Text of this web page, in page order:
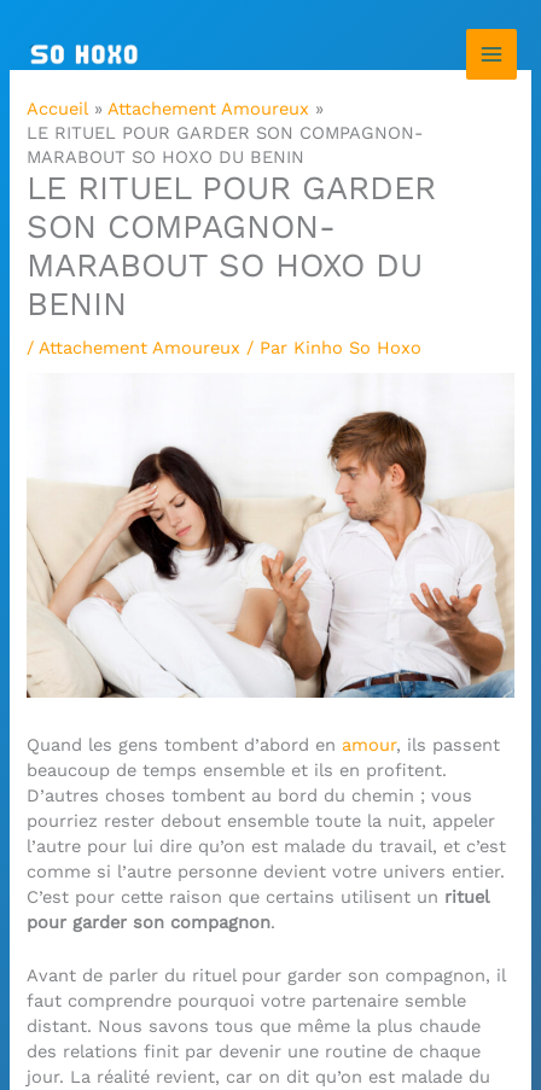
contenu
Accueil
Attachement Amoureux
LE RITUEL POUR GARDER SON COMPAGNON-
MARABOUT SO HOXO DU BENIN
LE RITUEL POUR GARDER
SON COMPAGNON-
MARABOUT SO HOXO DU
BENIN
/Attachement Amoureux / Par Kinho So Hoxo
Quand les gens tombent d’abord en amour, ils passent
beaucoup de temps ensemble et ils en profitent.
D’autres choses tombent au bord du chemin ; vous
pourriez rester debout ensemble toute la nuit, appeler
l’autre pour lui dire qu’on est malade du travail, et c’est
comme si l’autre personne devient votre univers entier.
C’est pour cette raison que certains utilisent un rituel
pour garder son compagnon.
Avant de parler du rituel pour garder son compagnon, il
faut comprendre pourquoi votre partenaire semble
distant. Nous savons tous que même la plus chaude
des relations finit par devenir une routine de chaque
jour. La réalité revient, car on dit qu’on est malade du